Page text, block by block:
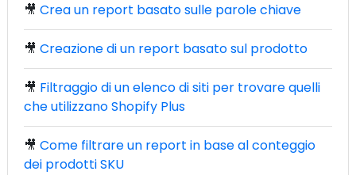
🎥 Crea un report basato sulle parole chiave
🎥 Creazione di un report basato sul prodotto
🎥 Filtraggio di un elenco di siti per trovare quelli
che utilizzano Shopify Plus
🎥 Come filtrare un report in base al conteggio
dei prodotti SKU